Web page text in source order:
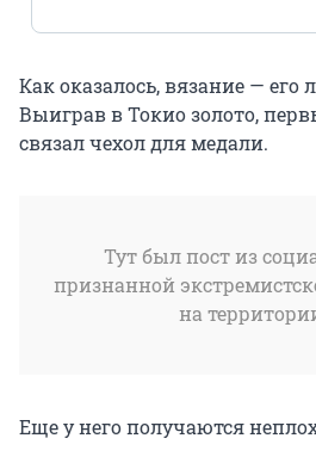
Как оказалось, вязание — его
Выиграв в Токио золото,
связал чехол для медали.
Тут был пост из
признанной
на
Еще у него получаются